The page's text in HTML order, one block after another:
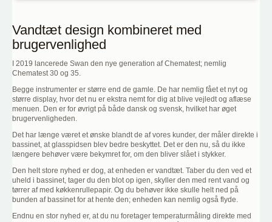
Vandtæt design kombineret med
brugervenlighed
I 2019 lancerede Swan den nye generation af Chematest; nemlig
Chematest 30 og 35.
Begge instrumenter er større end de gamle. De har nemlig fået et nyt og
større display, hvor det nu er ekstra nemt for dig at blive vejledt og aflæse
menuen. Den er for øvrigt på både dansk og svensk, hvilket har øget
brugervenligheden.
Det har længe været et ønske blandt de af vores kunder, der måler direkte i
bassinet, at glasspidsen blev bedre beskyttet. Det er den nu, så du ikke
længere behøver være bekymret for, om den bliver slået i stykker.
Den helt store nyhed er dog, at enheden er vandtæt. Taber du den ved et
uheld i bassinet, tager du den blot op igen, skyller den med rent vand og
tørrer af med køkkenrullepapir. Og du behøver ikke skulle helt ned på
bunden af bassinet for at hente den; enheden kan nemlig også flyde.
Endnu en stor nyhed er, at du nu foretager temperaturmåling direkte med